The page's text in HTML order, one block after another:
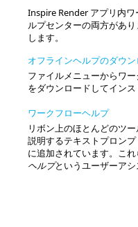
Inspire Renderアプリ内ワ
ルプセンターの両方があり
します。
オフラインヘルプのダウン
ファイルメニューからワ
をダウンロードしてインス
ワークフローヘルプ
リボン上のほとんどのツ
説明するテキストプロン
に追加されています。これ
ヘルプというユーザーアシ